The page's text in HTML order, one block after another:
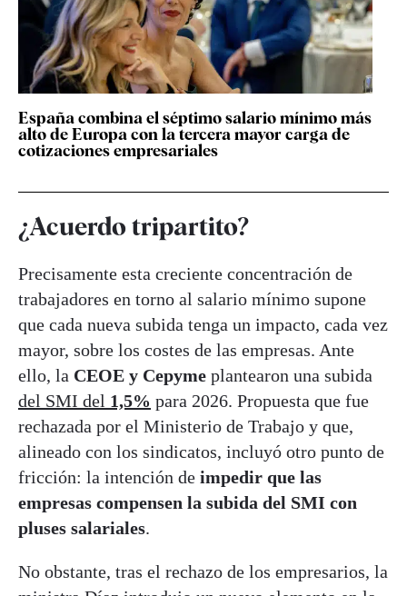
España combina el séptimo salario mínimo más
alto de Europa con la tercera mayor carga de
cotizaciones empresariales
¿Acuerdo tripartito?
Precisamente esta creciente concentración de
trabajadores en torno al salario mínimo supone
que cada nueva subida tenga un impacto, cada vez
mayor, sobre los costes de las empresas. Ante
ello, la CEOE y Cepyme plantearon una subida
del SMI del 1,5% para 2026. Propuesta que fue
rechazada por el Ministerio de Trabajo y que,
alineado con los sindicatos, incluyó otro punto de
fricción: la intención de impedir que las
empresas compensen la subida del SMI con
pluses salariales.
No obstante, tras el rechazo de los empresarios, la